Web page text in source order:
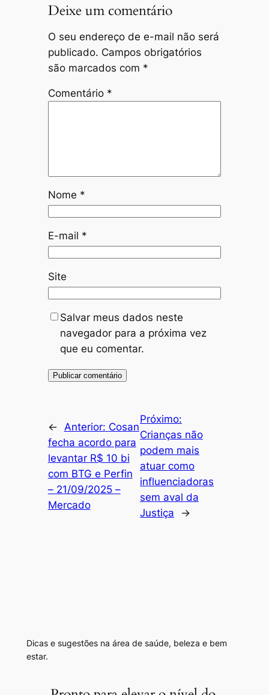
Deixe um comentário
O seu endereço de e-mail não será
publicado. Campos obrigatórios
são marcados com *
Comentário *
Nome *
E-mail *
Site
Salvar meus dados neste
navegador para a próxima vez
que eu comentar.
← Anterior: Cosan
fecha acordo para
levantar R$ 10 bi
com BTG e Perfin
– 21/09/2025 –
Mercado
Próximo:
Crianças não
podem mais
atuar como
influenciadoras
sem aval da
Justiça
→
Dicas e sugestões na área de saúde, beleza e bem
estar.